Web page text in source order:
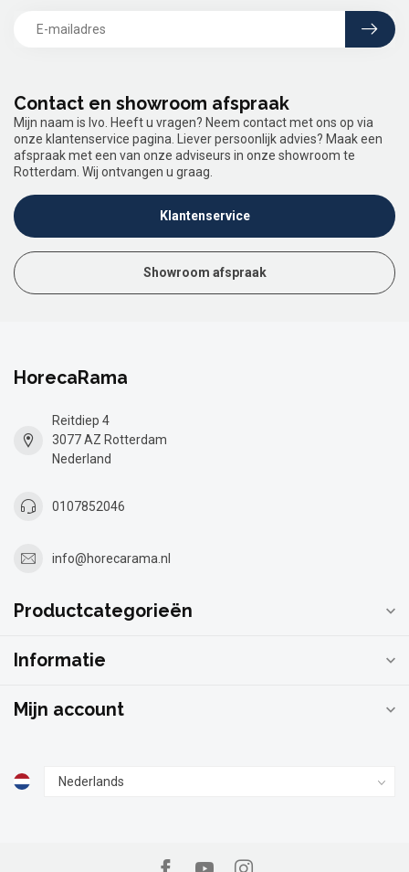
Contact en showroom afspraak
Mijn naam is Ivo. Heeft u vragen? Neem contact met ons op via
onze klantenservice pagina. Liever persoonlijk advies? Maak een
afspraak met een van onze adviseurs in onze showroom te
Rotterdam. Wij ontvangen u graag.
Klantenservice
Showroom afspraak
HorecaRama
Reitdiep 4
3077 AZ Rotterdam
Nederland
0107852046
info@horecarama.nl
Productcategorieën
Informatie
Mijn account